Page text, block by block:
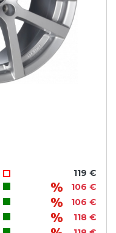
119 €
106 €
106 €
118 €